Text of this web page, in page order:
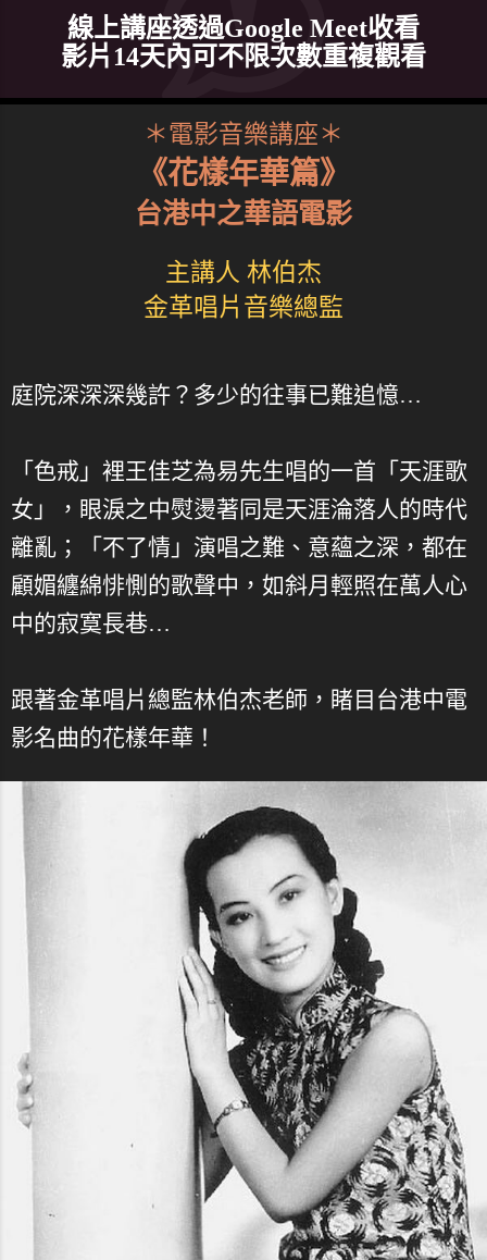
線上講座透過Google Meet收看
影片14天內可不限次數重複觀看
＊電影音樂講座＊
《花樣年華篇》
台港中之華語電影
主講人 林伯杰
金革唱片音樂總監
庭院深深深幾許？多少的往事已難追憶…
「色戒」裡王佳芝為易先生唱的一首「天涯歌
女」，眼淚之中熨燙著同是天涯淪落人的時代
離亂；「不了情」演唱之難、意蘊之深，都在
顧媚纏綿悱惻的歌聲中，如斜月輕照在萬人心
中的寂寞長巷…
跟著金革唱片總監林伯杰老師，睹目台港中電
影名曲的花樣年華！